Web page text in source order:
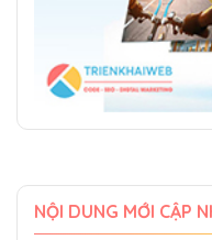
NỘI DUNG MỚI CẬP